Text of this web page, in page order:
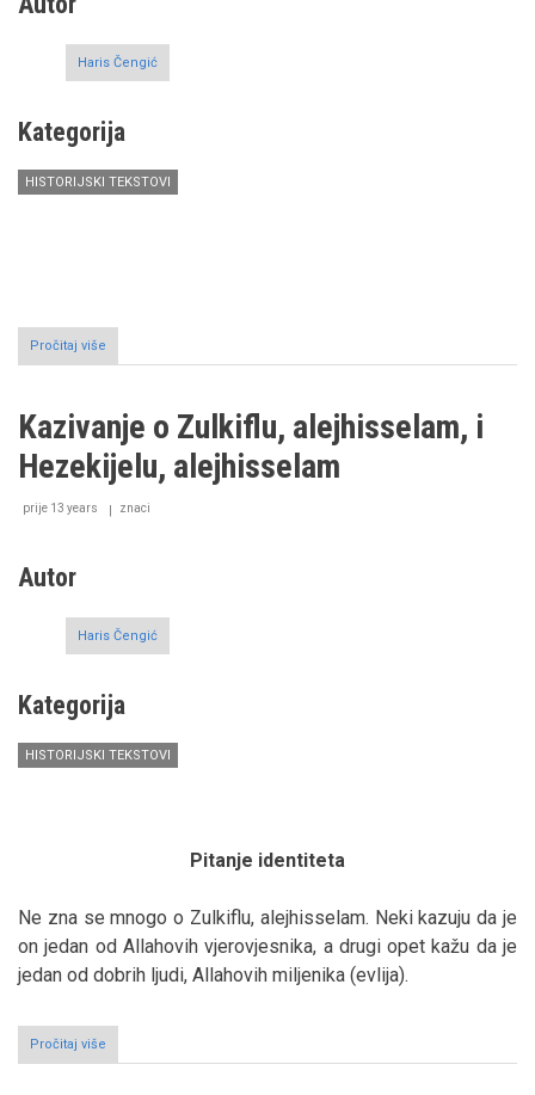
Haris Čengić
Kategorija
HISTORIJSKI TEKSTOVI
Pročitaj više
Kazivanje
Lukmanu
Kazivanje o Zulkiflu, alejhisselam, i
Hezekijelu, alejhisselam
prije 13 years znaci
Autor
Haris Čengić
Kategorija
HISTORIJSKI TEKSTOVI
Pitanje identiteta
Ne zna se mnogo o Zulkiflu, alejhisselam. Neki kazuju da je
on jedan od Allahovih vjerovjesnika, a drugi opet kažu da je
jedan od dobrih ljudi, Allahovih miljenika (evlija).
Pročitaj više
Kazivanje